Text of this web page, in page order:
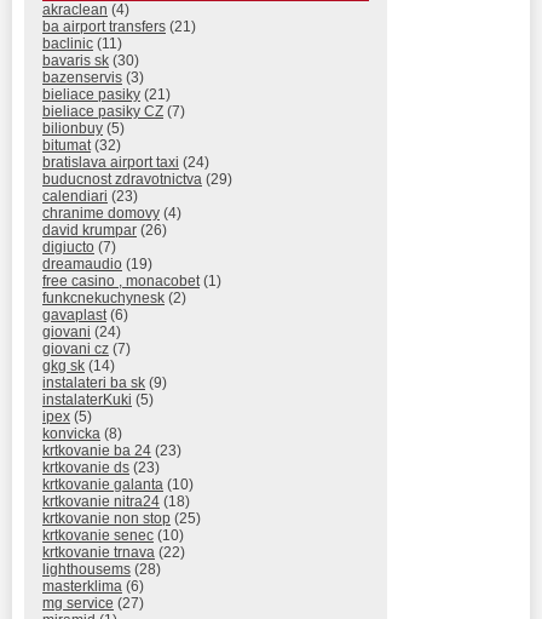
akraclean (4)
ba airport transfers (21)
baclinic (11)
bavaris sk (30)
bazenservis (3)
bieliace pasiky (21)
bieliace pasiky CZ (7)
bilionbuy (5)
bitumat(32)
bratislava airport taxi (24)
buducnost zdravotnictva (29)
calendiari (23)
chranime domovy (4)
david krumpar (26)
digiucto (7)
dreamaudio (19)
free casino , monacobet(1)
funkcnekuchynesk (2)
gavaplast(6)
giovani (24)
giovani cz (7)
gkg sk (14)
instalateri ba sk (9)
instalaterKuki (5)
ipex (5)
konvicka (8)
krtkovanie ba 24 (23)
krtkovanie ds (23)
krtkovanie galanta (10)
krtkovanie nitra24 (18)
krtkovanie non stop (25)
krtkovanie senec (10)
krtkovanie trnava (22)
lighthousems (28)
masterklima (6)
mg service (27)